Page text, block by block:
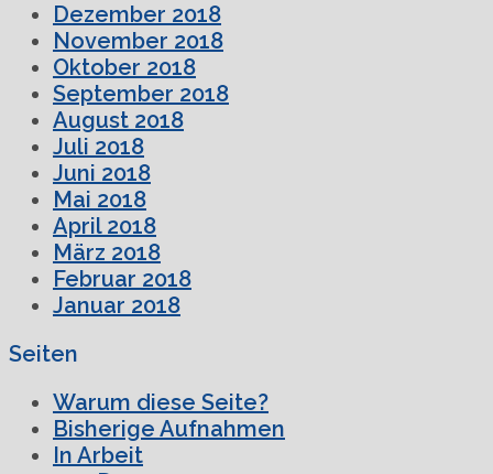
Dezember 2018
November 2018
Oktober 2018
September 2018
August 2018
Juli 2018
Juni 2018
Mai 2018
April 2018
März 2018
Februar 2018
Januar 2018
Seiten
Warum diese Seite?
Bisherige Aufnahmen
In Arbeit